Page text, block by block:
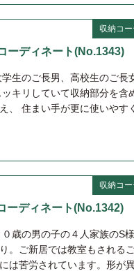
収納コ
ディネート(No.1343)
生のご長男、高校生のご長
キリしていて収納部分を含
、 住まい手が更に使いやす
収納コ
ディネート(No.1342)
歳の男の子の４人家族のS
。ご新居では教室もされる
は苦労されています。形が